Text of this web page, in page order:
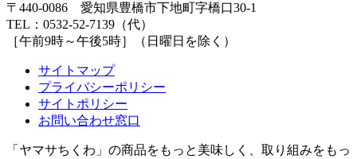
〒440-0086 愛知県豊橋市下地町字橋口30-1
TEL：0532-52-7139（代）
［午前9時～午後5時］（日曜日を除く）
サイトマップ
プライバシーポリシー
サイトポリシー
お問い合わせ窓口
「ヤマサちくわ」の商品をもっと美味しく、取り組みをもっ